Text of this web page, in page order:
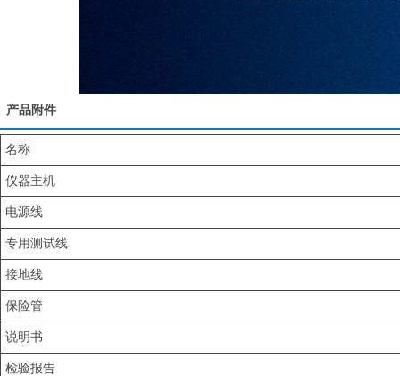
产品附件
名称
仪器主机
电源线
专用测试线
接地线
保险管
说明书
检验报告